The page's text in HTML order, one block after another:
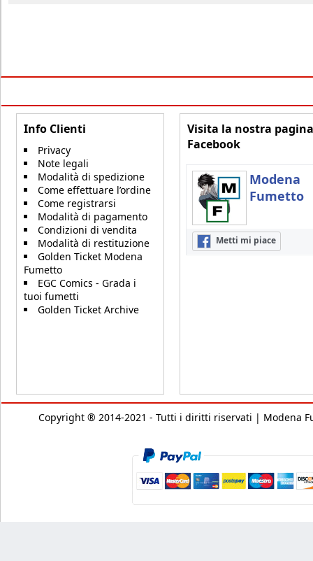
Info Clienti
Privacy
Note legali
Modalità di spedizione
Come effettuare l’ordine
Come registrarsi
Modalità di pagamento
Condizioni di vendita
Modalità di restituzione
Golden Ticket Modena
Fumetto
EGC Comics - Grada i
tuoi fumetti
Golden Ticket Archive
Visita la nostra pagina
Facebook
Modena
Fumetto
Metti mi piace
Copyright ® 2014-2021 - Tutti i diritti riservati | Modena